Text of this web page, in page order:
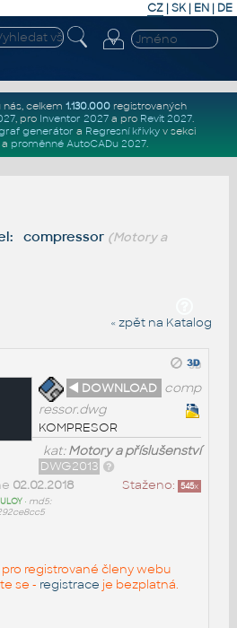
CZ | SK| EN | DE
nás, celkem 1.130.000registrovaných
, pro Inventor 2027a pro Revit 2027.
generátor a Regresní křivkyv sekci
proměnné AutoCADu 2027.
compressor (Motory a
« zpět na Katalog
◄ DOWNLOAD comp
ressor.dwg
KOMPRESOR
kat:Motory a příslušenství
DWG2013
Staženo: 545x
02.02.2018
• md5:
registrované členy webu
se - registrace je bezplatná.